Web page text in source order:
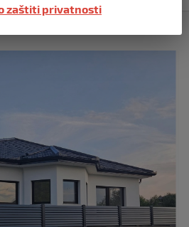
zaštiti privatnosti